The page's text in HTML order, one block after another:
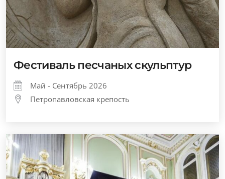
Фестиваль песчаных скульптур
Май - Сентябрь 2026
Петропавловская крепость